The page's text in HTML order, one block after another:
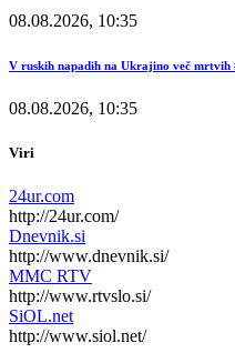
08.08.2026, 10:35
V ruskih napadih na Ukrajino več mrtvih
08.08.2026, 10:35
Viri
24ur.com
http://24ur.com/
Dnevnik.si
http://www.dnevnik.si/
MMC RTV
http://www.rtvslo.si/
SiOL.net
http://www.siol.net/